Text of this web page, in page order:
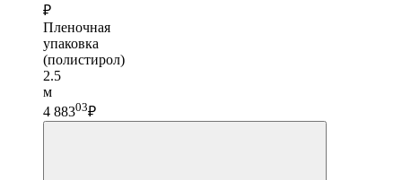
₽
Пленочная
упаковка
(полистирол)
2.5
м
4 88303₽